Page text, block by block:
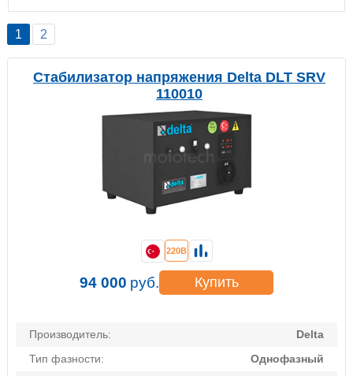
1 2
Стабилизатор напряжения Delta DLT SRV
110010
Производитель:
Delta
Тип фазности:
Однофазный
220В
94 000 руб. Купить